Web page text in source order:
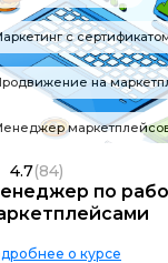
с
на
по
4.7(84)
о курсе